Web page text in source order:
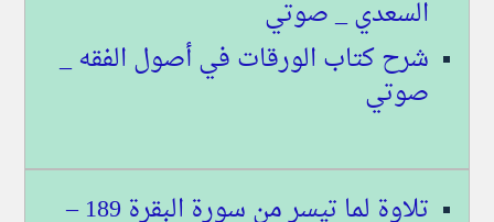
السعدي _ صوتي
شرح كتاب الورقات في أصول الفقه _
صوتي
تلاوة لما تيسر من سورة البقرة 189 –